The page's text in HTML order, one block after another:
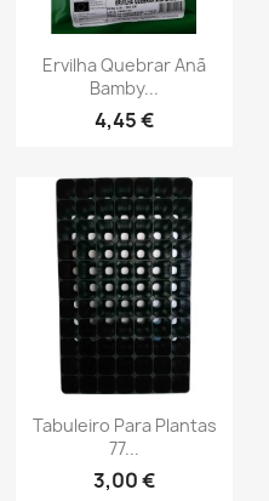
Ervilha Quebrar Anã
Bamby...
4,45 €
Tabuleiro Para Plantas
77...
3,00 €